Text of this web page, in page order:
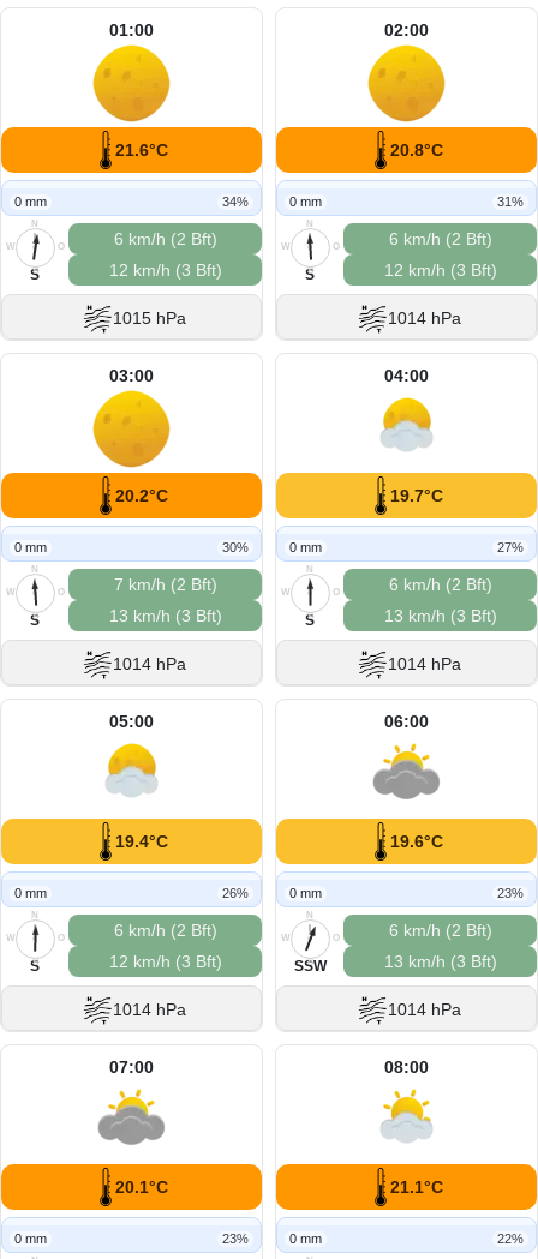
01:00
21.6°C
0 mm 34%
N
O
S
W
S
6 km/h (2 Bft)
12 km/h (3 Bft)
1015 hPa
02:00
20.8°C
0 mm 31%
N
O
S
W
S
6 km/h (2 Bft)
12 km/h (3 Bft)
1014 hPa
03:00
20.2°C
0 mm 30%
N
O
S
W
S
7 km/h (2 Bft)
13 km/h (3 Bft)
1014 hPa
04:00
19.7°C
0 mm 27%
N
O
S
W
S
6 km/h (2 Bft)
13 km/h (3 Bft)
1014 hPa
05:00
19.4°C
0 mm 26%
N
O
S
W
S
6 km/h (2 Bft)
12 km/h (3 Bft)
1014 hPa
06:00
19.6°C
0 mm 23%
N
O
S
W
SSW
6 km/h (2 Bft)
13 km/h (3 Bft)
1014 hPa
07:00
20.1°C
0 mm 23%
08:00
21.1°C
0 mm 22%